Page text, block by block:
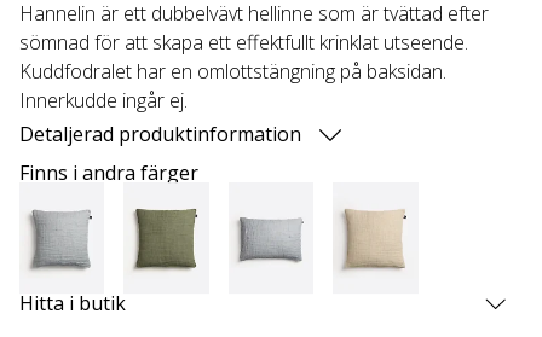
Hannelin är ett dubbelvävt hellinne som är tvättad efter
sömnad för att skapa ett effektfullt krinklat utseende.
Kuddfodralet har en omlottstängning på baksidan.
Innerkudde ingår ej.
Detaljerad produktinformation
Finns i andra färger
Hitta i butik